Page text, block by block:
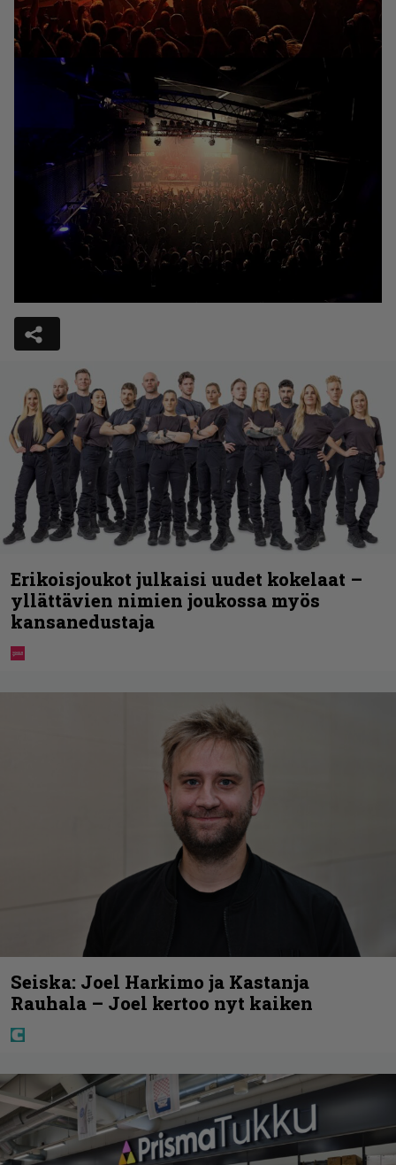
Erikoisjoukot julkaisi uudet kokelaat –
yllättävien nimien joukossa myös
kansanedustaja
Seiska: Joel Harkimo ja Kastanja
Rauhala – Joel kertoo nyt kaiken